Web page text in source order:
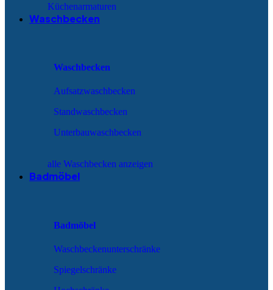
Küchenarmaturen
Waschbecken
Waschbecken
Aufsatzwaschbecken
Standwaschbecken
Unterbauwaschbecken
alle Waschbecken anzeigen
Badmöbel
Badmöbel
Waschbeckenunterschränke
Spiegelschränke